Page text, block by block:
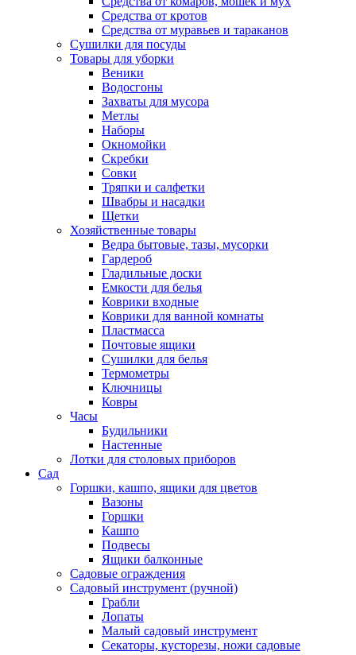
Средства от кротов
Средства от муравьев и тараканов
Сушилки для посуды
Товары для уборки
Веники
Водосгоны
Захваты для мусора
Метлы
Наборы
Окномойки
Скребки
Совки
Тряпки и салфетки
Швабры и насадки
Щетки
Хозяйственные товары
Ведра бытовые, тазы, мусорки
Гардероб
Гладильные доски
Емкости для белья
Коврики входные
Коврики для ванной комнаты
Пластмасса
Почтовые ящики
Сушилки для белья
Термометры
Ключницы
Ковры
Часы
Будильники
Настенные
Лотки для столовых приборов
Сад
Горшки, кашпо, ящики для цветов
Вазоны
Горшки
Кашпо
Подвесы
Ящики балконные
Садовые ограждения
Садовый инструмент (ручной)
Грабли
Лопаты
Малый садовый инструмент
Секаторы, кусторезы, ножи садовые